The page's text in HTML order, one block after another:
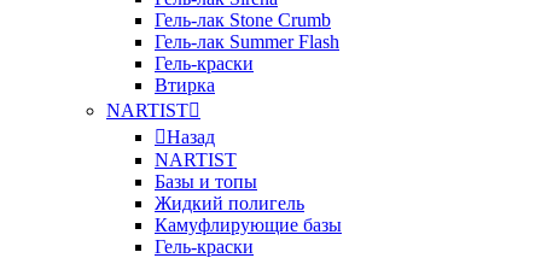
Гель-лак Stone Crumb
Гель-лак Summer Flash
Гель-краски
Втирка
NARTIST
Назад
NARTIST
Базы и топы
Жидкий полигель
Камуфлирующие базы
Гель-краски